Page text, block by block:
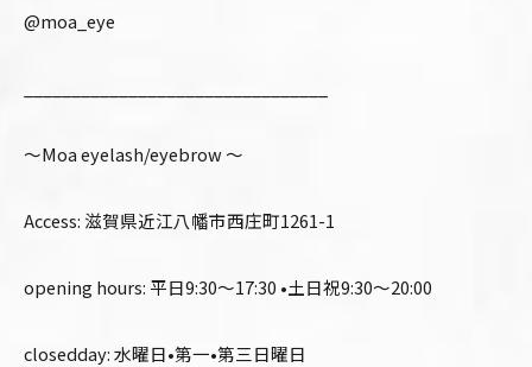
@moa_eye
〜Moa eyelash/eyebrow 〜
Access: 滋賀県近江八幡市西庄町1261-1
opening hours: 平日9:30〜17:30 •土日祝9:30〜20:00
closedday: 水曜日•第一•第三日曜日